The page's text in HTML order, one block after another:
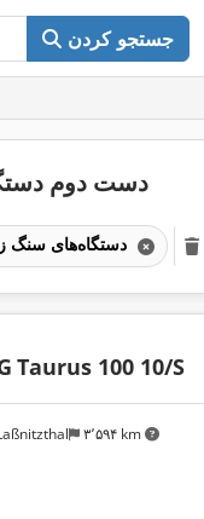
جستجو کردن
دست دوم
دستگاه‌های سنگ زنی برای فرآوری سنگ
۳٬۵۹۴ km
Taurus 100 10/S